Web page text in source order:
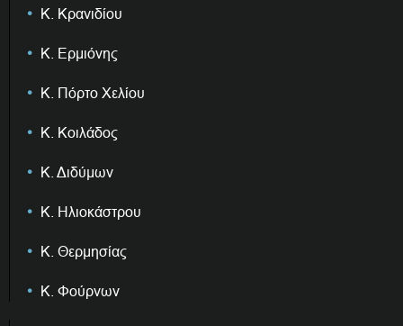
Κ. Κρανιδίου
Κ. Ερμιόνης
Κ. Πόρτο Χελίου
Κ. Κοιλάδος
Κ. Διδύμων
Κ. Ηλιοκάστρου
Κ. Θερμησίας
Κ. Φούρνων